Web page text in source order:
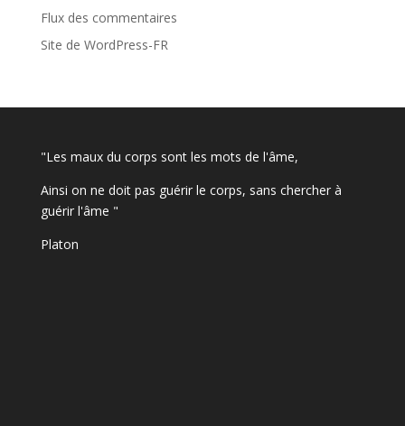
Flux des commentaires
Site de WordPress-FR
"Les maux du corps sont les mots de l'âme,
Ainsi on ne doit pas guérir le corps, sans chercher à
guérir l'âme "
Platon